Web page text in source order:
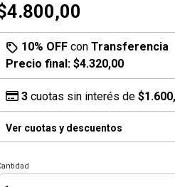
10% OFFcon Transferencia
Precio final: $4.320,00
3cuotas sin interés de
Ver cuotas y descuentos